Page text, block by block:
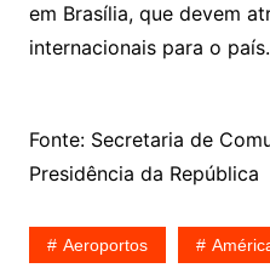
em Brasília, que devem
internacionais para o país.
Fonte: Secretaria de
Presidência da República
Aeroportos